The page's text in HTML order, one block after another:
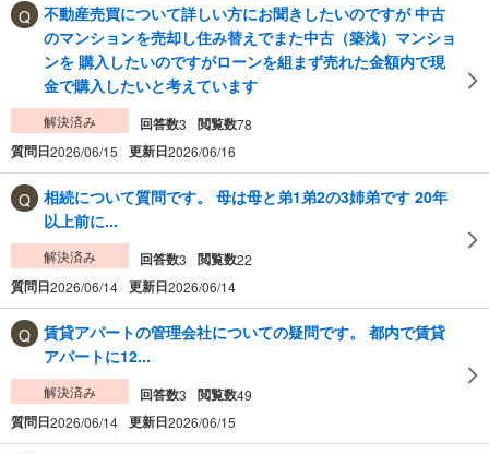
不動産売買について詳しい方にお聞きしたいのですが 中古
のマンションを売却し住み替えでまた中古（築浅）マンショ
ンを 購入したいのですがローンを組まず売れた金額内で現
金で購入したいと考えています
解決済み 回答数3 閲覧数78
質問日2026/06/15 更新日2026/06/16
相続について質問です。 母は母と弟1弟2の3姉弟です 20年
以上前に...
解決済み 回答数3 閲覧数22
質問日2026/06/14 更新日2026/06/14
賃貸アパートの管理会社についての疑問です。 都内で賃貸
アパートに12...
解決済み 回答数3 閲覧数49
質問日2026/06/14 更新日2026/06/15